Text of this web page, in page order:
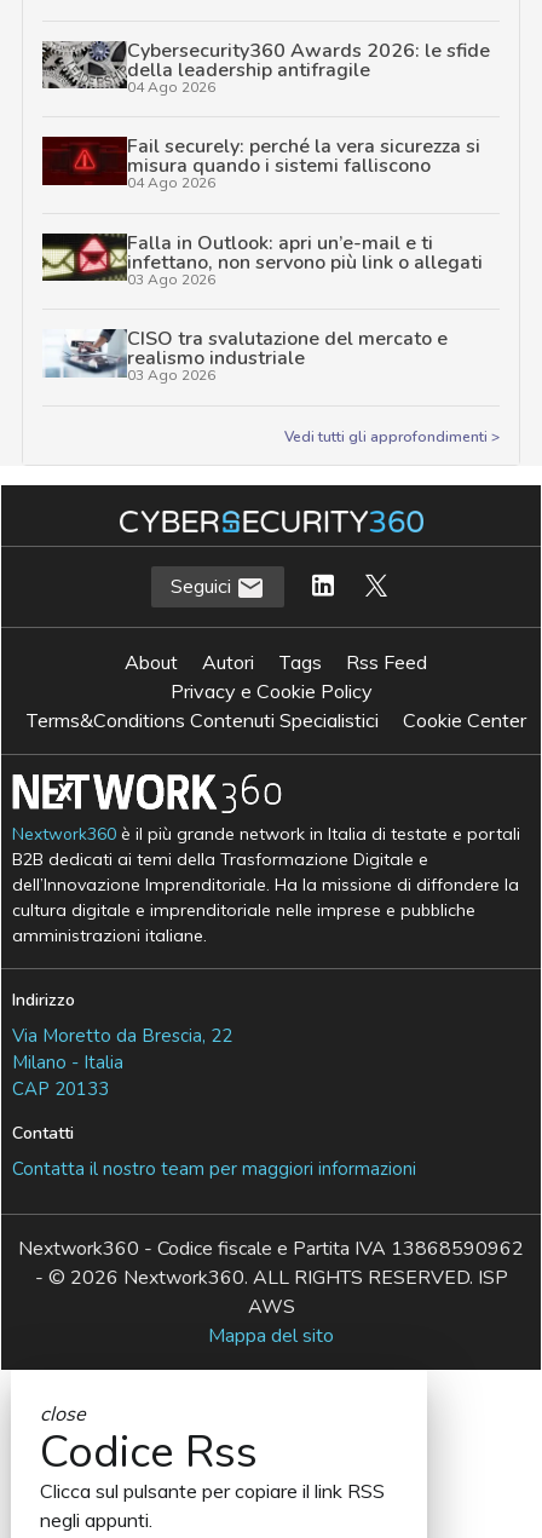
Cybersecurity360 Awards 2026: le sfide
della leadership antifragile
04 Ago 2026
Fail securely: perché la vera sicurezza si
misura quando i sistemi falliscono
04 Ago 2026
Falla in Outlook: apri un’e-mail e ti
infettano, non servono più link o allegati
03 Ago 2026
CISO tra svalutazione del mercato e
realismo industriale
03 Ago 2026
Vedi tutti gli approfondimenti >
Seguici
About Autori Tags
Rss Feed
Privacy e Cookie Policy
Terms&Conditions Contenuti Specialistici
Cookie Center
Nextwork360 è il più grande network in Italia di testate e portali
B2B dedicati ai temi della Trasformazione Digitale e
dell’Innovazione Imprenditoriale. Ha la missione di diffondere la
cultura digitale e imprenditoriale nelle imprese e pubbliche
amministrazioni italiane.
Indirizzo
Via Moretto da Brescia, 22
Milano - Italia
CAP 20133
Contatti
Contatta il nostro team per maggiori informazioni
Nextwork360 - Codice fiscale e Partita IVA 13868590962
- © 2026 Nextwork360. ALL RIGHTS RESERVED. ISP
AWS
Mappa del sito
close
Codice Rss
Clicca sul pulsante per copiare il link RSS
negli appunti.